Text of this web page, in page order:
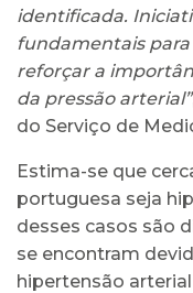
identificada.
fundamentais
reforçar a
da pressão arterial”
do Serviço de
Estima-se que
portuguesa seja
desses casos são
se encontram
hipertensão